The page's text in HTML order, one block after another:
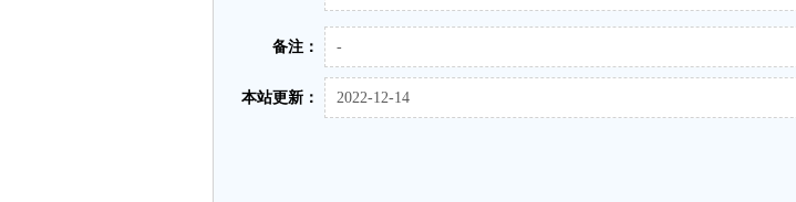
备注： -
本站更新： 2022-12-14